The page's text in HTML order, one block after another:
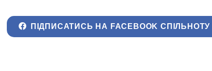
ПІДПИСАТИСЬ НА FACEBOOK СПІЛЬНОТУ